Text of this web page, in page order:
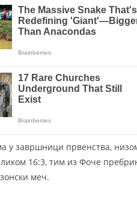
у завршници првенства,
16:3, тим из Фоче
меч.